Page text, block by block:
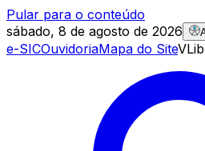
Pular para o conteúdo
sábado, 8 de agosto de 2026
e-SICOuvidoriaMapa do Site